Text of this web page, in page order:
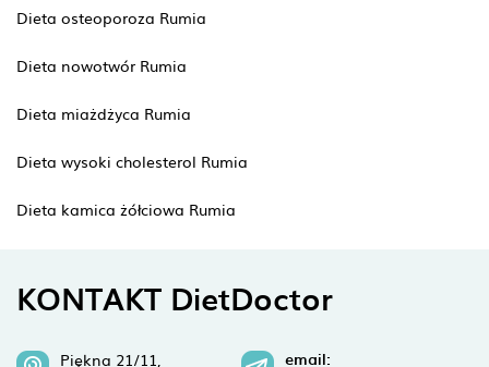
Dieta osteoporoza Rumia
Dieta nowotwór Rumia
Dieta miażdżyca Rumia
Dieta wysoki cholesterol Rumia
Dieta kamica żółciowa Rumia
KONTAKT DietDoctor
Piękna 21/11,
email: